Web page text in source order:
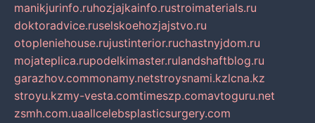
manikjurinfo.ruhozjajkainfo.rustroimaterials.ru
doktoradvice.ruselskoehozjajstvo.ru
otopleniehouse.rujustinterior.ruchastnyjdom.ru
mojateplica.rupodelkimaster.rulandshaftblog.ru
garazhov.commonamy.netstroysnami.kzlcna.kz
stroyu.kzmy-vesta.comtimeszp.comavtoguru.net
zsmh.com.uaallcelebsplasticsurgery.com